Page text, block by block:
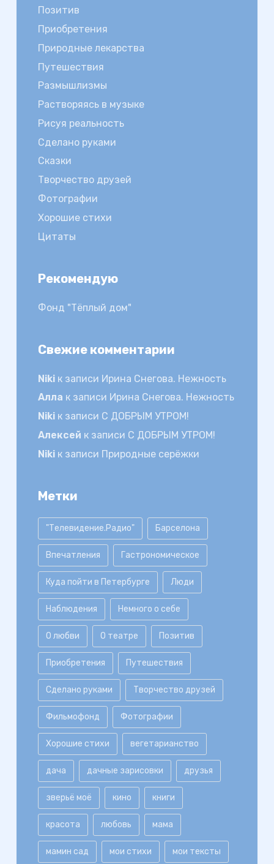
Позитив
Приобретения
Природные лекарства
Путешествия
Размышлизмы
Растворяясь в музыке
Рисуя реальность
Сделано руками
Сказки
Творчество друзей
Фотографии
Хорошие стихи
Цитаты
Рекомендую
Фонд "Тёплый дом"
Свежие комментарии
Nikiк записи Ирина Снегова. Нежность
Алла к записи Ирина Снегова. Нежность
Nikiк записи С ДОБРЫМ УТРОМ!
Алексей к записи С ДОБРЫМ УТРОМ!
Nikiк записи Природные серёжки
Метки
"Телевидение.Радио" Барселона
Впечатления Гастрономическое
Куда пойти в Петербурге Люди
Наблюдения Немного о себе
О любви О театре Позитив
Приобретения Путешествия
Сделано руками Творчество друзей
Фильмофонд Фотографии
Хорошие стихи вегетарианство
дача дачные зарисовки друзья
зверьё моё кино книги
красота любовь мама
мамин сад мои стихи мои тексты